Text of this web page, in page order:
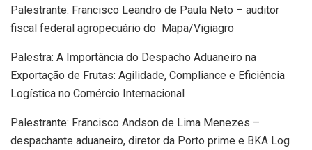
Palestrante: Francisco Leandro de Paula Neto – auditor
fiscal federal agropecuário do Mapa/Vigiagro
Palestra: A Importância do Despacho Aduaneiro na
Exportação de Frutas: Agilidade, Compliance e Eficiência
Logística no Comércio Internacional
Palestrante: Francisco Andson de Lima Menezes –
despachante aduaneiro, diretor da Porto prime e BKA Log